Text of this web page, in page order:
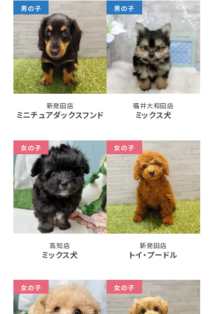
男の子
新発田店
ミニチュアダックスフンド
男の子
福井大和田店
ミックス犬
女の子
高知店
ミックス犬
女の子
新発田店
トイ・プードル
女の子 女の子